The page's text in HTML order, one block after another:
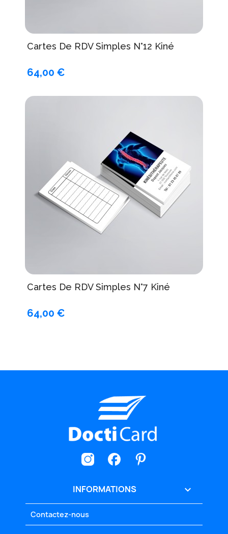
Cartes De RDV Simples N°12 Kiné
64,00 €
Cartes De RDV Simples N°7 Kiné
64,00 €
INFORMATIONS 
Contactez-nous